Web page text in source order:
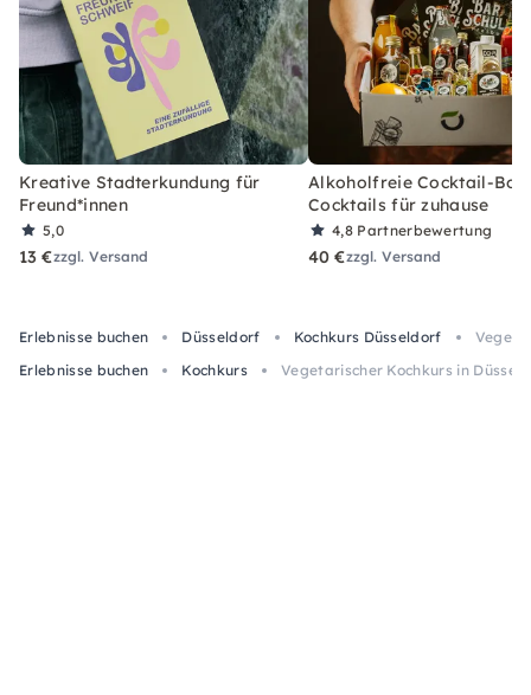
Kreative Stadterkundung für
Freund*innen
5,0
13 €zzgl. Versand
Alkoholfreie Cocktail-Box
Cocktails für zuhause
4,8 Partnerbewertung
40 €zzgl. Versand
Erlebnisse buchen Düsseldorf Kochkurs Düsseldorf
Erlebnisse buchen
Kochkurs Vegetarischer Kochkurs in